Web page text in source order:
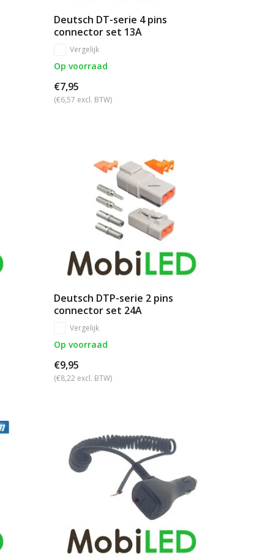
Deutsch DT-serie 4 pins
connector set 13A
Vergelijk
Op voorraad
€7,95
(€6,57 excl. BTW)
Deutsch DTP-serie 2 pins
connector set 24A
Vergelijk
Op voorraad
€9,95
(€8,22 excl. BTW)